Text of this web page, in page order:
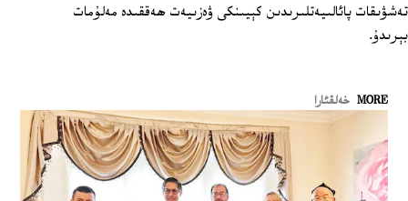
تەشۋىقات پائالىيەتلىرىدىن كېيىنكى ۋەزىيەت ھەققىدە مەلۇمات
بېرىدۇ.
MORE خەلقئارا